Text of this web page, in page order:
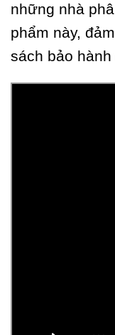
những nhà
phẩm này,
sách bảo